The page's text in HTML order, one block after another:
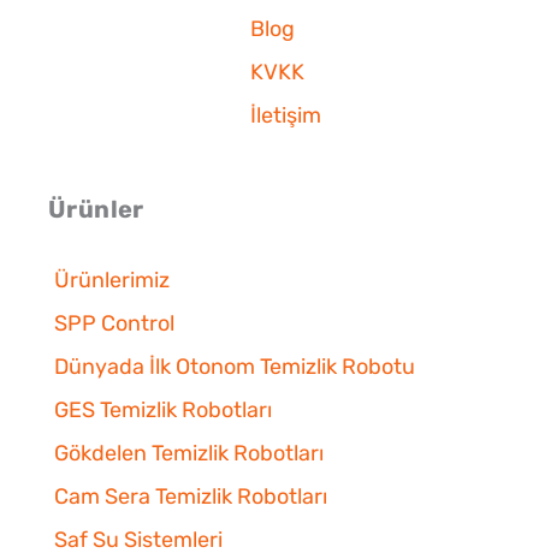
Blog
KVKK
İletişim
Ürünler
Ürünlerimiz
SPP Control
Dünyada İlk Otonom Temizlik Robotu
GES Temizlik Robotları
Gökdelen Temizlik Robotları
Cam Sera Temizlik Robotları
Saf Su Sistemleri